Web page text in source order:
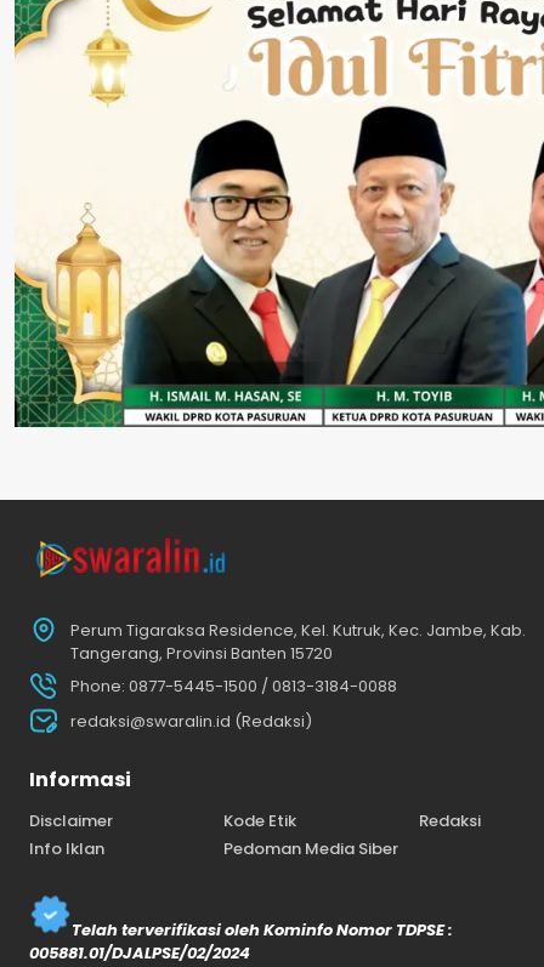
Perum Tigaraksa Residence, Kel. Kutruk, Kec. Jambe, Kab.
Tangerang, Provinsi Banten 15720
Phone: 0877-5445-1500 / 0813-3184-0088
redaksi@swaralin.id (Redaksi)
Informasi
Disclaimer Kode Etik
Redaksi
Info Iklan
Pedoman Media Siber
Telah terverifikasi oleh Kominfo Nomor TDPSE :
005881.01/DJALPSE/02/2024